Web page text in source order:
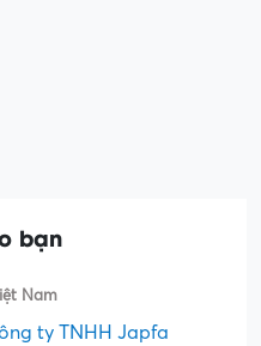
bạn
Nam
ty TNHH Japfa